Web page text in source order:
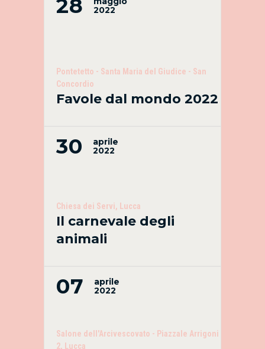
28
2022
Pontetetto - Santa Maria del Giudice - San
Concordio
Favole dal mondo 2022
30
aprile
2022
Chiesa dei Servi, Lucca
Il carnevale degli
animali
07
aprile
2022
Salone dell'Arcivescovato - Piazzale Arrigoni
2, Lucca